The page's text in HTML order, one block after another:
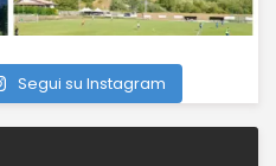
Segui su Instagram